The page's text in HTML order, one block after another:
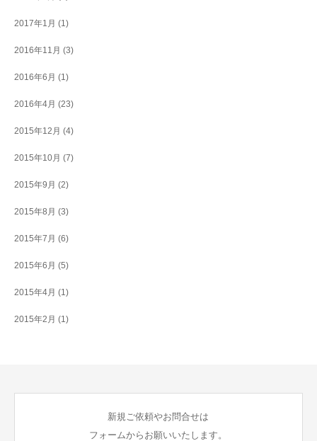
2017年1月 (1)
2016年11月 (3)
2016年6月 (1)
2016年4月 (23)
2015年12月 (4)
2015年10月 (7)
2015年9月 (2)
2015年8月 (3)
2015年7月 (6)
2015年6月 (5)
2015年4月 (1)
2015年2月 (1)
新規ご依頼やお問合せは
フォームからお願いいたします。